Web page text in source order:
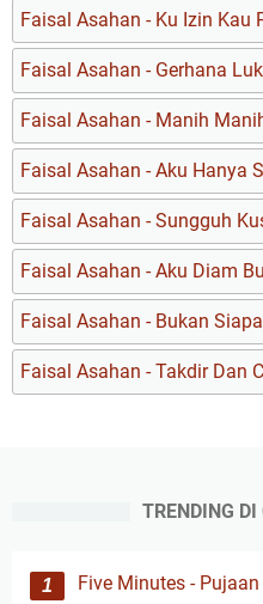
Faisal Asahan - Ku Izin Kau
Faisal Asahan - Gerhana
Faisal Asahan - Manih
Faisal Asahan - Aku Hanya
Faisal Asahan - Sungguh
Faisal Asahan - Aku Diam
Faisal Asahan - Bukan
Faisal Asahan - Takdir Dan
TRENDING
Five Minutes -